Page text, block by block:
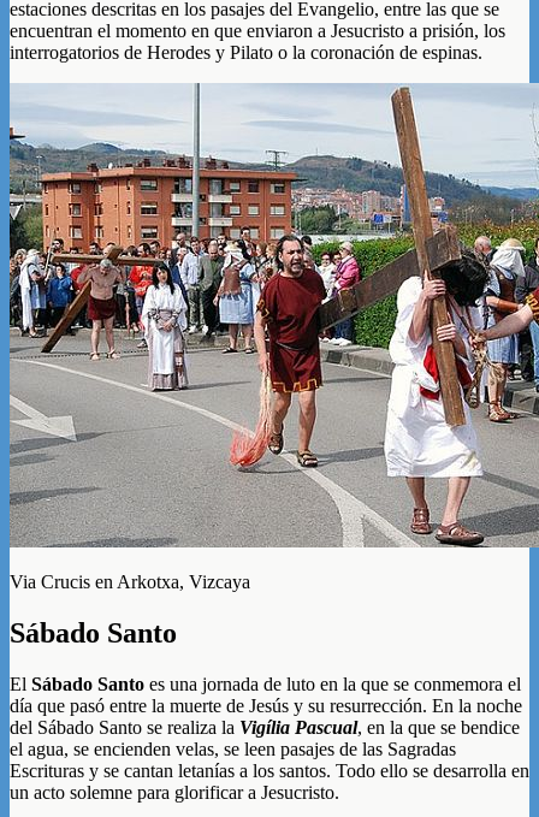
estaciones descritas en los pasajes del Evangelio, entre las que se
encuentran el momento en que enviaron a Jesucristo a prisión, los
interrogatorios de Herodes y Pilato o la coronación de espinas.
Via Crucis en Arkotxa, Vizcaya
Sábado Santo
El Sábado Santo es una jornada de luto en la que se conmemora el
día que pasó entre la muerte de Jesús y su resurrección. En la noche
del Sábado Santo se realiza la Vigília Pascual, en la que se bendice
el agua, se encienden velas, se leen pasajes de las Sagradas
Escrituras y se cantan letanías a los santos. Todo ello se desarrolla en
un acto solemne para glorificar a Jesucristo.